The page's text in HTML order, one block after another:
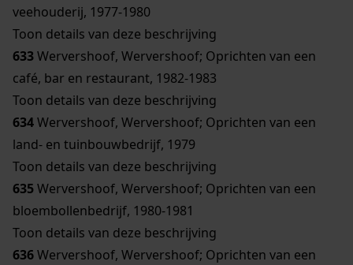
veehouderij, 1977-1980
Toon details van deze beschrijving
633Wervershoof, Wervershoof; Oprichten van een
café, bar en restaurant, 1982-1983
Toon details van deze beschrijving
634Wervershoof, Wervershoof; Oprichten van een
land- en tuinbouwbedrijf, 1979
Toon details van deze beschrijving
635Wervershoof, Wervershoof; Oprichten van een
bloembollenbedrijf, 1980-1981
Toon details van deze beschrijving
636Wervershoof, Wervershoof; Oprichten van een